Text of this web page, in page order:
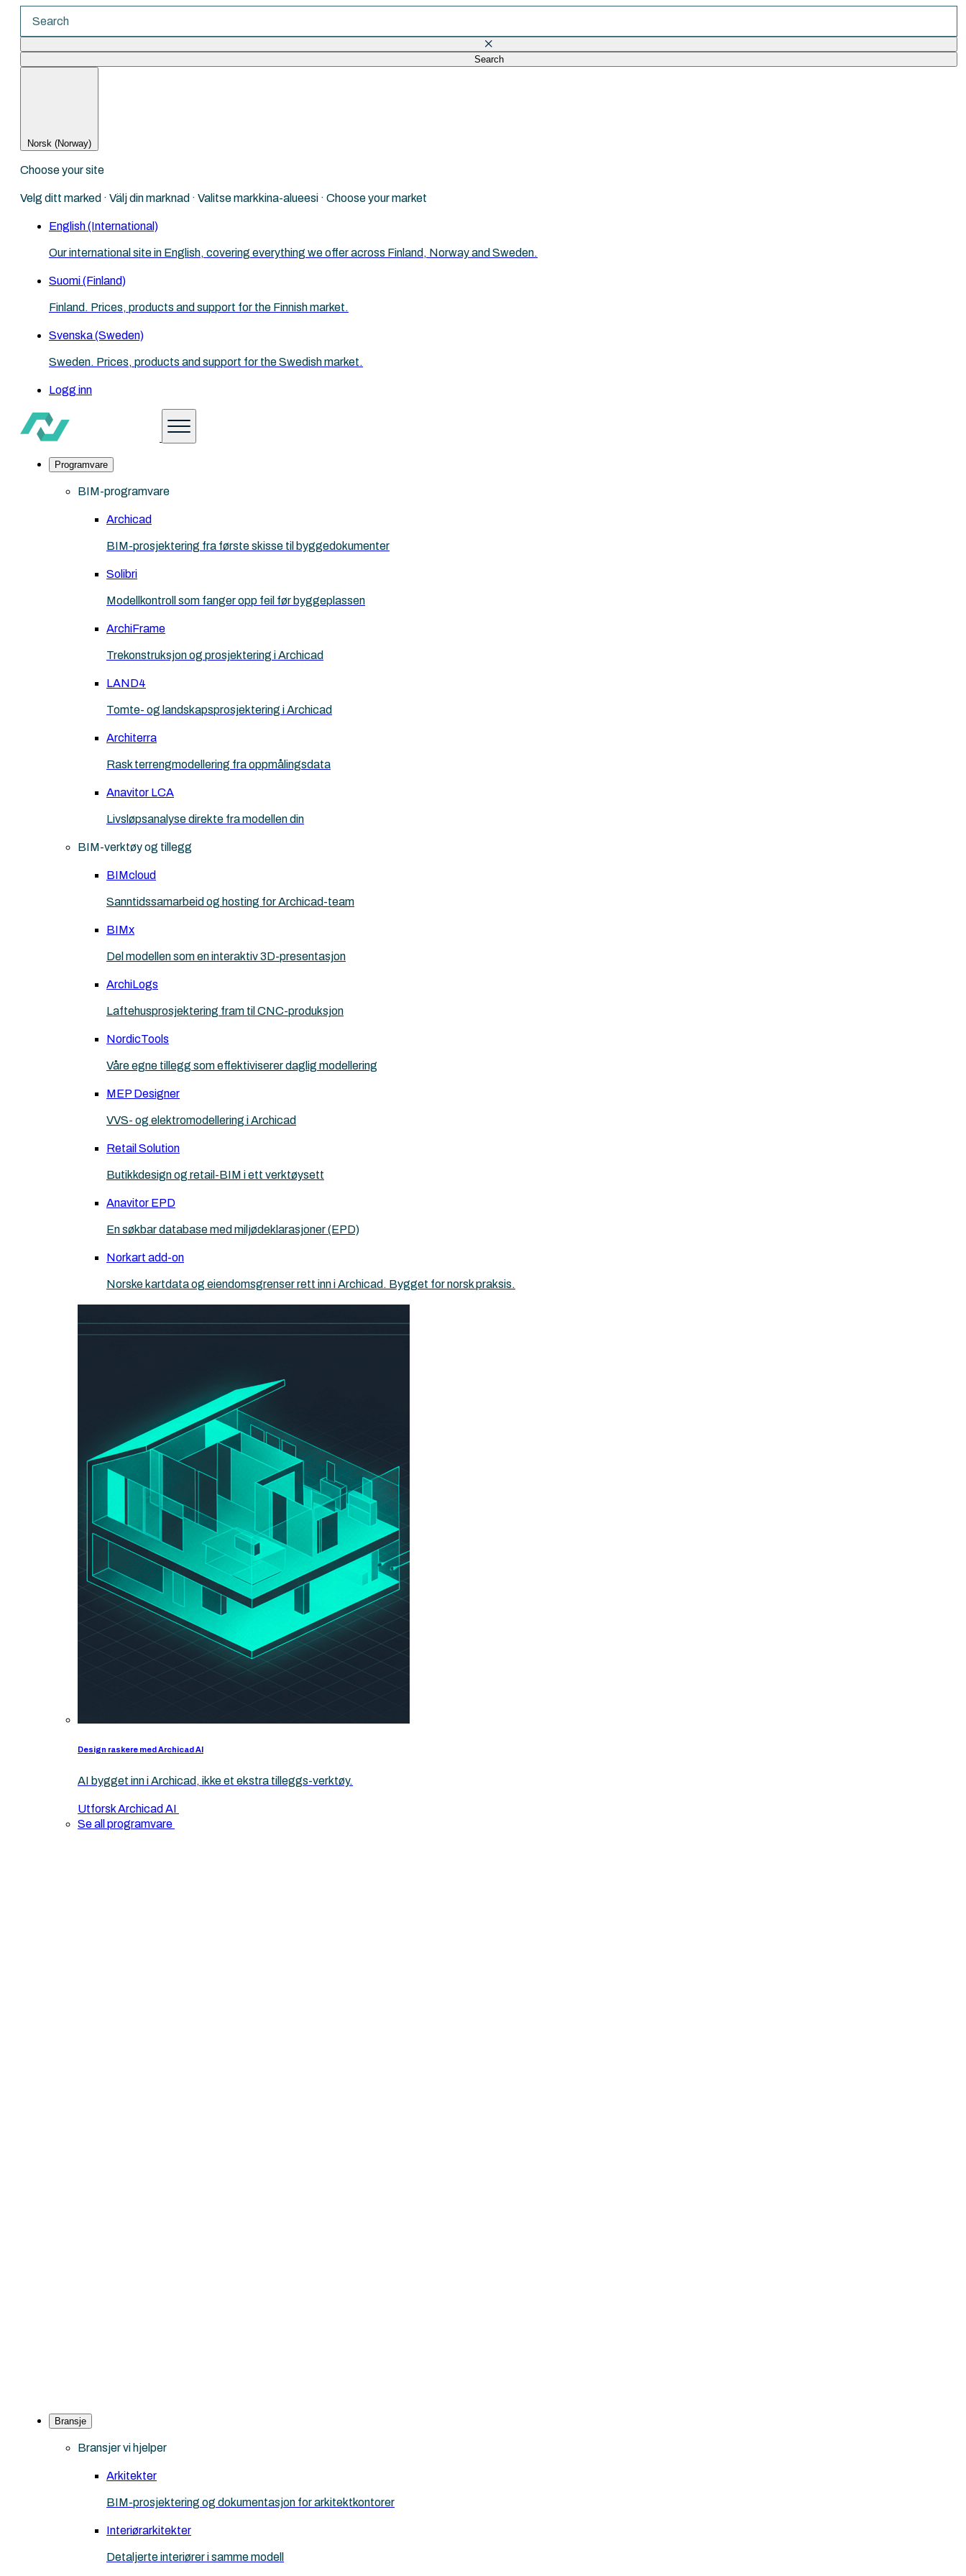
Search
Norsk (Norway)
Choose your site
Velg ditt marked · Välj din marknad · Valitse markkina-alueesi · Choose your market
English (International)
Our international site in English, covering everything we offer across Finland, Norway and Sweden.
Suomi (Finland)
Finland. Prices, products and support for the Finnish market.
Svenska (Sweden)
Sweden. Prices, products and support for the Swedish market.
Logg inn
Programvare
BIM-programvare
Archicad
BIM-prosjektering fra første skisse til byggedokumenter
Solibri
Modellkontroll som fanger opp feil før byggeplassen
ArchiFrame
Trekonstruksjon og prosjektering i Archicad
LAND4
Tomte- og landskapsprosjektering i Archicad
Architerra
Rask terrengmodellering fra oppmålingsdata
Anavitor LCA
Livsløpsanalyse direkte fra modellen din
BIM-verktøy og tillegg
BIMcloud
Sanntidssamarbeid og hosting for Archicad-team
BIMx
Del modellen som en interaktiv 3D-presentasjon
ArchiLogs
Laftehusprosjektering fram til CNC-produksjon
NordicTools
Våre egne tillegg som effektiviserer daglig modellering
MEP Designer
VVS- og elektromodellering i Archicad
Retail Solution
Butikkdesign og retail-BIM i ett verktøysett
Anavitor EPD
En søkbar database med miljødeklarasjoner (EPD)
Norkart add-on
Norske kartdata og eiendomsgrenser rett inn i Archicad. Bygget for norsk praksis.
Design raskere med Archicad AI
AI bygget inn i Archicad, ikke et ekstra tilleggs-verktøy.
Utforsk Archicad AI
Se all programvare
Bransje
Bransjer vi hjelper
Arkitekter
BIM-prosjektering og dokumentasjon for arkitektkontorer
Interiørarkitekter
Detaljerte interiører i samme modell